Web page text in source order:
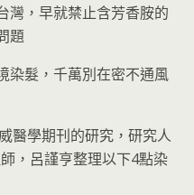
灣，早就禁止含芳香胺的
題
染髮，千萬別在密不通風
醫學期刊的研究，研究人
，呂謹亨整理以下4點染